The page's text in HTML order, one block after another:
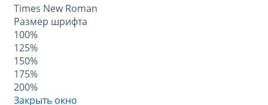
Times New Roman
Размер шрифта
100%
125%
150%
175%
200%
Закрыть окно